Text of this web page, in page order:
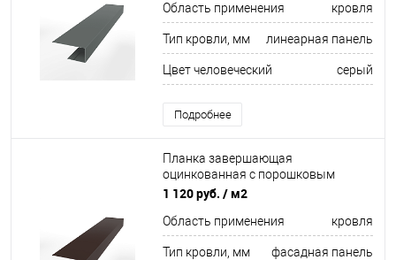
Область применения кровля
Тип кровли, мм линеарная панель
Цвет человеческий серый
Подробнее
Планка завершающая
оцинкованная с порошковым
покрытием 0,45мм ширина менее
1 120 руб. / м2
Область применения кровля
Тип кровли, мм фасадная панель